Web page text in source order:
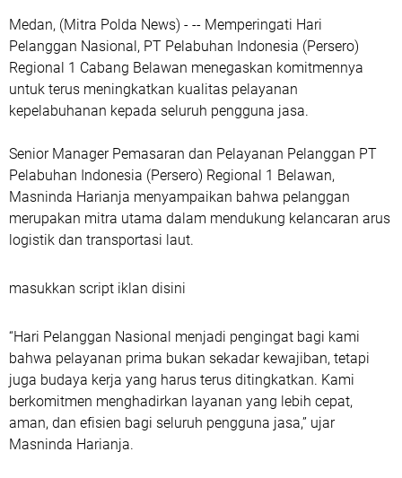
Medan, (Mitra Polda News) - -- Memperingati Hari
Pelanggan Nasional, PT Pelabuhan Indonesia (Persero)
Regional 1 Cabang Belawan menegaskan komitmennya
untuk terus meningkatkan kualitas pelayanan
kepelabuhanan kepada seluruh pengguna jasa.
Senior Manager Pemasaran dan Pelayanan Pelanggan PT
Pelabuhan Indonesia (Persero) Regional 1 Belawan,
Masninda Harianja menyampaikan bahwa pelanggan
merupakan mitra utama dalam mendukung kelancaran arus
logistik dan transportasi laut.
masukkan script iklan disini
“Hari Pelanggan Nasional menjadi pengingat bagi kami
bahwa pelayanan prima bukan sekadar kewajiban, tetapi
juga budaya kerja yang harus terus ditingkatkan. Kami
berkomitmen menghadirkan layanan yang lebih cepat,
aman, dan efisien bagi seluruh pengguna jasa,” ujar
Masninda Harianja.